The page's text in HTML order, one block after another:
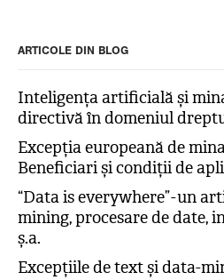
ARTICOLE DIN BLOG
Inteligența artificială și
directivă în domeniul
Excepția europeană de
Beneficiari și condiții de
“Data is everywhere” - un
mining, procesare de date,
ș.a.
Excepțiile de text și data-